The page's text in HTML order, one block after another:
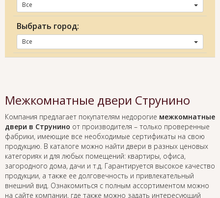
Все
Выбрать город:
Все
Межкомнатные двери Струнино
Компания предлагает покупателям недорогие межкомнатные
двери в Струнино от производителя – только проверенные
фабрики, имеющие все необходимые сертификаты на свою
продукцию. В каталоге можно найти двери в разных ценовых
категориях и для любых помещений: квартиры, офиса,
загородного дома, дачи и т.д. Гарантируется высокое качество
продукции, а также ее долговечность и привлекательный
внешний вид. Ознакомиться с полным ассортиментом можно
на сайте компании, где также можно задать интересующий